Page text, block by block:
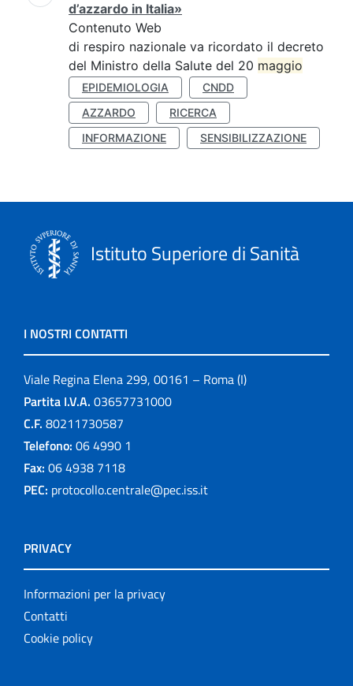
d’azzardo in Italia»
Contenuto Web
di respiro nazionale va ricordato il decreto
del Ministro della Salute del 20 maggio
EPIDEMIOLOGIA
CNDD
AZZARDO
RICERCA
INFORMAZIONE
SENSIBILIZZAZIONE
Istituto Superiore di Sanità
I NOSTRI CONTATTI
Viale Regina Elena 299, 00161 – Roma (I)
Partita I.V.A. 03657731000
C.F. 80211730587
Telefono: 06 4990 1
Fax: 06 4938 7118
PEC: protocollo.centrale@pec.iss.it
PRIVACY
Informazioni per la privacy
Contatti
Cookie policy